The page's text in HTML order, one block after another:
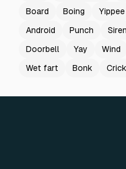
Board
Boing Yippee
Android
Punch Siren
Doorbell
Yay Wind
Wet fart
Bonk